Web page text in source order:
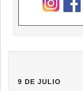
9 DE JULIO